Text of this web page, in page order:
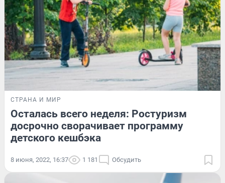
СТРАНА И МИР
Осталась всего неделя: Ростуризм
досрочно сворачивает программу
детского кешбэка
8 июня, 2022, 16:37 1 181 Обсудить